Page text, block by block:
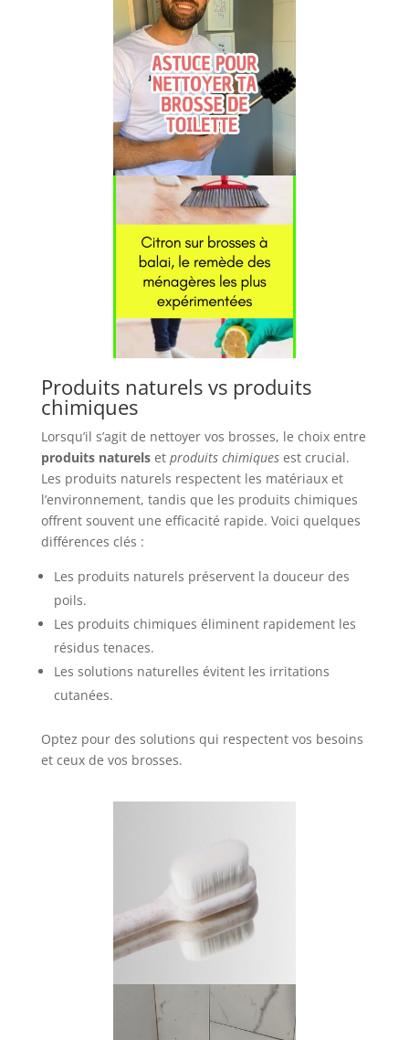
Produits naturels vs produits
chimiques
Lorsqu’il s’agit de nettoyer vos brosses, le choix entre
produits naturelset produits chimiquesest crucial.
Les produits naturels respectent les matériaux et
l’environnement, tandis que les produits chimiques
offrent souvent une efficacité rapide. Voici quelques
différences clés :
Les produits naturels préservent la douceur des
poils.
Les produits chimiques éliminent rapidement les
résidus tenaces.
Les solutions naturelles évitent les irritations
cutanées.
Optez pour des solutions qui respectent vos besoins
et ceux de vos brosses.